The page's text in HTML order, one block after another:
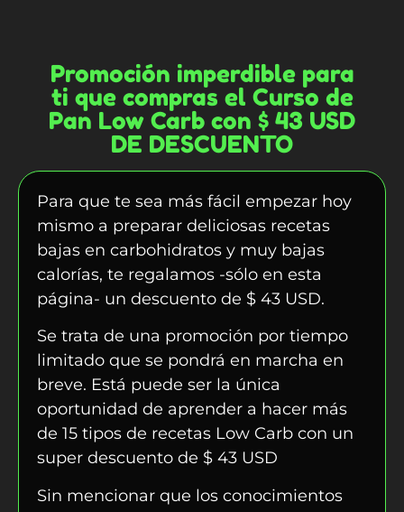
Promoción imperdible para
ti que compras el Curso de
Pan Low Carb con $ 43 USD
DE DESCUENTO
Para que te sea más fácil empezar hoy
mismo a preparar deliciosas recetas
bajas en carbohidratos y muy bajas
calorías, te regalamos -sólo en esta
página- un descuento de $ 43 USD.
Se trata de una promoción por tiempo
limitado que se pondrá en marcha en
breve. Está puede ser la única
oportunidad de aprender a hacer más
de 15 tipos de recetas Low Carb con un
super descuento de $ 43 USD
Sin mencionar que los conocimientos